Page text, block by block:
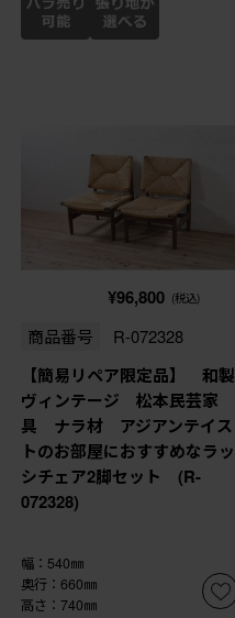
¥96,800 (税込)
商品番号 R-072328
【簡易リペア限定品】 和製
ヴィンテージ 松本民芸家
具 ナラ材 アジアンテイス
トのお部屋におすすめなラッ
シチェア2脚セット (R-
072328)
幅：540㎜
奥行：660㎜
高さ：740㎜